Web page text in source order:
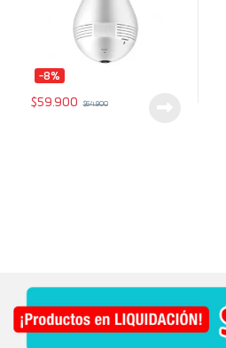
-8%
$59.900 $64.900